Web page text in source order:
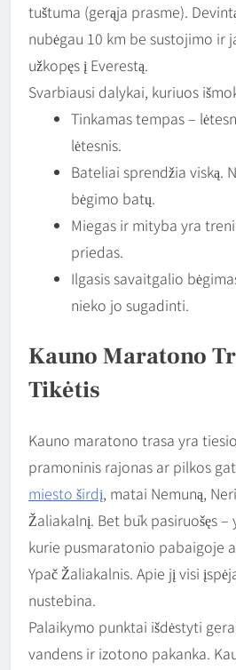
tuštuma (gerąja prasme).
nubėgau 10 km be sustojimo ir
užkopęs į Everestą.
Svarbiausi dalykai, kuriuos
Tinkamas tempas –
lėtesnis.
Bateliai sprendžia viską.
bėgimo batų.
Miegas ir mityba yra
priedas.
Ilgasis savaitgalio
nieko jo sugadinti.
Kauno Maratono
Tikėtis
Kauno maratono trasa yra
pramoninis rajonas ar pilkos
miesto širdį, matai Nemuną,
Žaliakalnį. Bet būk pasiruošęs –
kurie pusmaratonio pabaigoje
Ypač Žaliakalnis. Apie jį visi
nustebina.
Palaikymo punktai išdėstyti
vandens ir izotono pakanka.